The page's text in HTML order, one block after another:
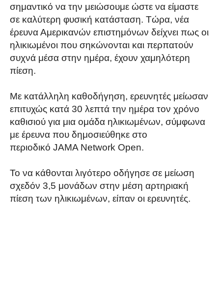
σημαντικό να την μειώσουμε ώστε να είμαστε
σε καλύτερη φυσική κατάσταση. Τώρα, νέα
έρευνα Αμερικανών επιστημόνων δείχνει πως οι
ηλικιωμένοι που σηκώνονται και περπατούν
συχνά μέσα στην ημέρα, έχουν χαμηλότερη
πίεση.
Με κατάλληλη καθοδήγηση, ερευνητές μείωσαν
επιτυχώς κατά 30 λεπτά την ημέρα τον χρόνο
καθισιού για μια ομάδα ηλικιωμένων, σύμφωνα
με έρευνα που δημοσιεύθηκε στο
περιοδικό JAMA Network Open.
Το να κάθονται λιγότερο οδήγησε σε μείωση
σχεδόν 3,5 μονάδων στην μέση αρτηριακή
πίεση των ηλικιωμένων, είπαν οι ερευνητές.